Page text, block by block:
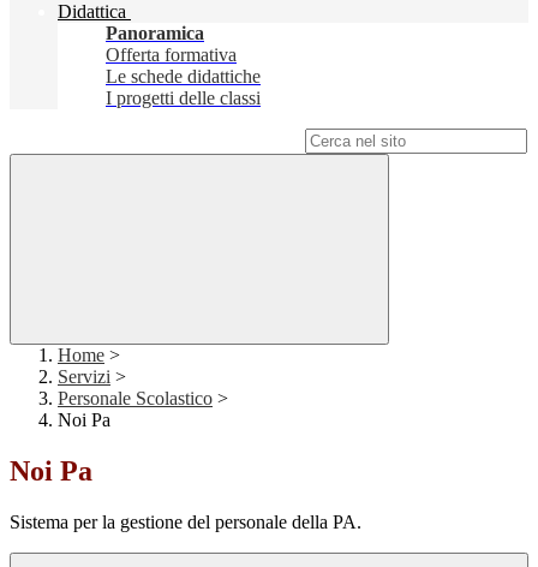
Didattica
Panoramica
Offerta formativa
Le schede didattiche
I progetti delle classi
Home >
Servizi >
Personale Scolastico >
Noi Pa
Noi Pa
Sistema per la gestione del personale della PA.